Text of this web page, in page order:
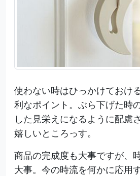
使わない時はひっかけておけ
利なポイント。ぶら下げた時
した見栄えになるように配慮
嬉しいところっす。
商品の完成度も大事ですが、
大事。今の時流を何かに応用